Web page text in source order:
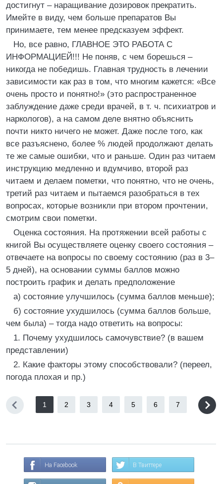
достигнут – наращивание дозировок прекратить.
Имейте в виду, чем больше препаратов Вы
принимаете, тем менее предсказуем эффект.
Но, все равно, ГЛАВНОЕ ЭТО РАБОТА С
ИНФОРМАЦИЕЙ!!! Не поняв, с чем борешься –
никогда не победишь. Главная трудность в лечении
зависимости как раз в том, что многим кажется: «Все
очень просто и понятно!» (это распространенное
заблуждение даже среди врачей, в т. ч. психиатров и
наркологов), а на самом деле внятно объяснить
почти никто ничего не может. Даже после того, как
все разъяснено, более % людей продолжают делать
те же самые ошибки, что и раньше. Один раз читаем
инструкцию медленно и вдумчиво, второй раз
читаем и делаем пометки, что понятно, что не очень,
третий раз читаем и пытаемся разобраться в тех
вопросах, которые возникли при втором прочтении,
смотрим свои пометки.
Оценка состояния. На протяжении всей работы с
книгой Вы осуществляете оценку своего состояния –
отвечаете на вопросы по своему состоянию (раз в 3–
5 дней), на основании суммы баллов можно
построить график и делать предположение
а) состояние улучшилось (сумма баллов меньше);
б) состояние ухудшилось (сумма баллов больше,
чем была) – тогда надо ответить на вопросы:
1. Почему ухудшилось самочувствие? (в вашем
представлении)
2. Какие факторы этому способствовали? (переел,
погода плохая и пр.)
1 2 3 4 5 6 7
На Facebook В Твиттере